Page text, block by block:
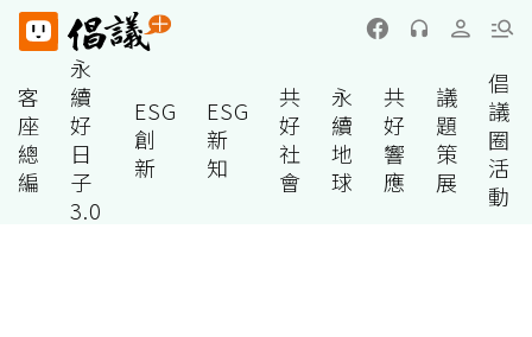
客
座
總
編
永
續
好
日
子
3.0
ESG
創
新
ESG
新
知
共
好
社
會
永
續
地
球
共
好
響
應
議
題
策
展
倡
議
圈
活
動